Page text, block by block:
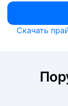
Скачать